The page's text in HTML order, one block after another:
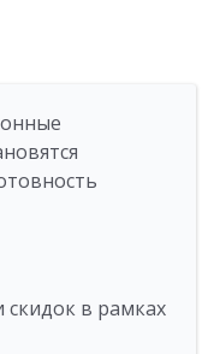
скидок в рамках